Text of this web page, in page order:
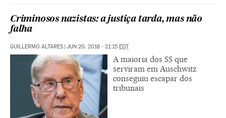
Criminosos nazistas: a justiça tarda, mas não
falha
GUILLERMO ALTARES | JUN 20, 2016 - 21:15 EDT
A maioria dos SS que
serviram em Auschwitz
conseguiu escapar dos
tribunais